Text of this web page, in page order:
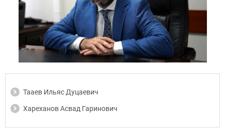
Тааев Ильяс Дуцаевич
Хареханов Асвад Гаринович